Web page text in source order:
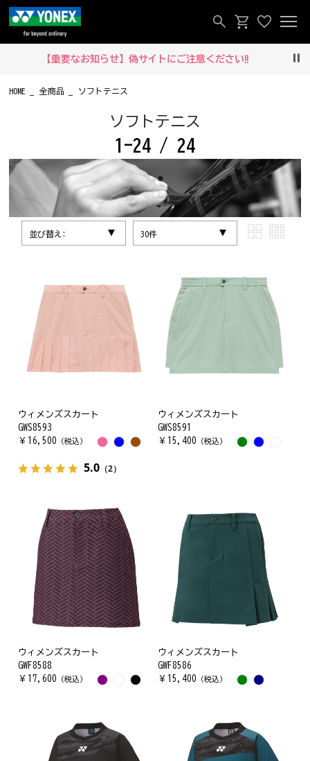
【重要なお知らせ】偽サイトにご注意ください‼
HOME 全商品 ソフトテニス
ソフトテニス
1-24 / 24
並び替え: 30件
ウィメンズスカート
GWS8593
￥ 16,500 （税込）
5.0 （2）
ウィメンズスカート
GWS8591
￥ 15,400 （税込）
ウィメンズスカート
GWF8588
￥ 17,600 （税込）
ウィメンズスカート
GWF8586
￥ 15,400 （税込）